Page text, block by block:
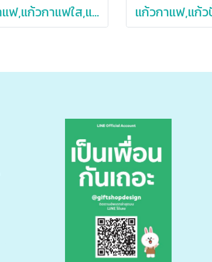
แก้วกาแฟ,แก้วกาแฟใส,แก้วกาแฟใสปั่นอัตโนมัติ,แก้วกาแฟใสปั่นได้,400ml